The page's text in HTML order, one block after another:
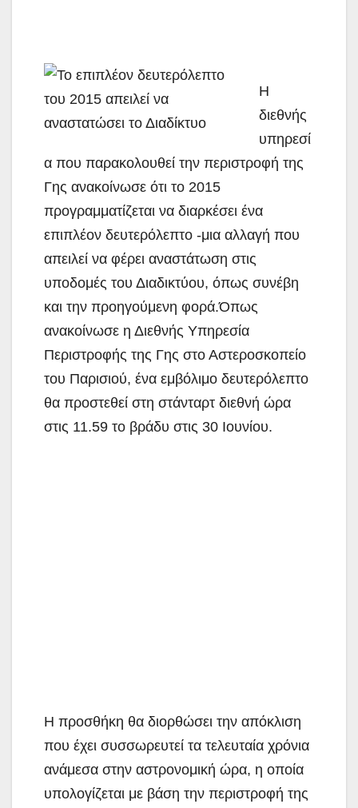
Η
διεθνής
υπηρεσί
α που παρακολουθεί την περιστροφή της
Γης ανακοίνωσε ότι το 2015
προγραμματίζεται να διαρκέσει ένα
επιπλέον δευτερόλεπτο -μια αλλαγή που
απειλεί να φέρει αναστάτωση στις
υποδομές του Διαδικτύου, όπως συνέβη
και την προηγούμενη φορά.Όπως
ανακοίνωσε η Διεθνής Υπηρεσία
Περιστροφής της Γης στο Αστεροσκοπείο
του Παρισιού, ένα εμβόλιμο δευτερόλεπτο
θα προστεθεί στη στάνταρτ διεθνή ώρα
στις 11.59 το βράδυ στις 30 Ιουνίου.
Η προσθήκη θα διορθώσει την απόκλιση
που έχει συσσωρευτεί τα τελευταία χρόνια
ανάμεσα στην αστρονομική ώρα, η οποία
υπολογίζεται με βάση την περιστροφή της